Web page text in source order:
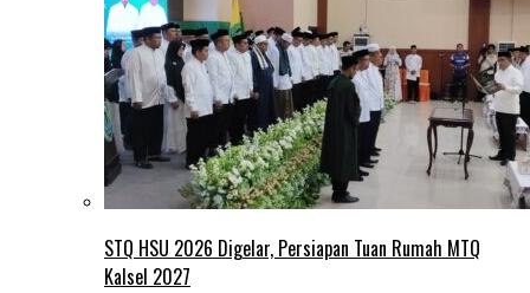
STQ HSU 2026 Digelar, Persiapan Tuan Rumah MTQ
Kalsel 2027